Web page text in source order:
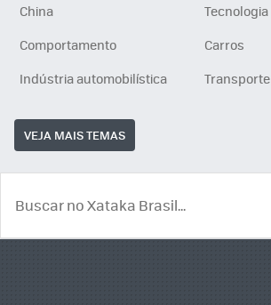
China
Tecnologia
Comportamento
Carros
Indústria automobilística
Transporte
VEJA MAIS TEMAS